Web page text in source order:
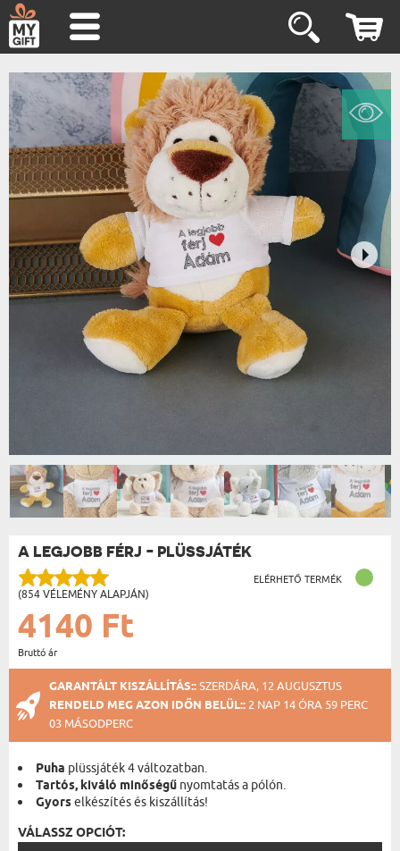
A LEGJOBB FÉRJ - PLÜSSJÁTÉK
(854 VÉLEMÉNY ALAPJÁN)
ELÉRHETŐ TERMÉK
4140 Ft
Bruttó ár
GARANTÁLT KISZÁLLÍTÁS::SZERDÁRA, 12 AUGUSZTUS
RENDELD MEG AZON IDŐN BELÜL:: 2 NAP 14 ÓRA 59 PERC
03 MÁSODPERC
Puha plüssjáték 4 változatban.
Tartós, kiváló minőségű nyomtatás a pólón.
Gyorselkészítés és kiszállítás!
VÁLASSZ OPCIÓT: